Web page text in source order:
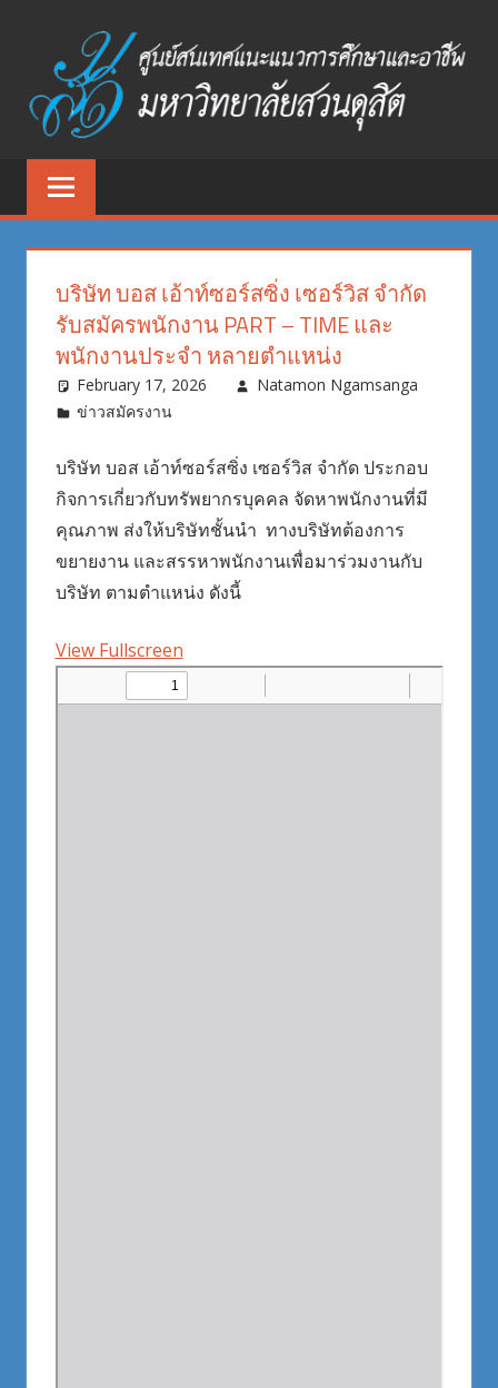
content
สนเทศ
แนะแนว
การ
ศึกษา
อาชีพ
ศูนย์
สนเทศ
และ
อาชีพ
มหาวิทยาลัย
สวนดุสิต
บริษัท บอส เอ้าท์ซอร์สซิ่ง เซอร์วิส จำกัด
รับสมัครพนักงาน PART – TIME และ
พนักงานประจำ หลายตำแหน่ง
February 17, 2026
Natamon Ngamsanga
ข่าวสมัครงาน
บริษัท บอส เอ้าท์ซอร์สซิ่ง เซอร์วิส จำกัด ประกอบ
กิจการเกี่ยวกับทรัพยากรบุคคล จัดหาพนักงานที่มี
คุณภาพ ส่งให้บริษัทชั้นนำ ทางบริษัทต้องการ
ขยายงาน และสรรหาพนักงานเพื่อมาร่วมงานกับ
บริษัท ตามตำแหน่ง ดังนี้
View Fullscreen